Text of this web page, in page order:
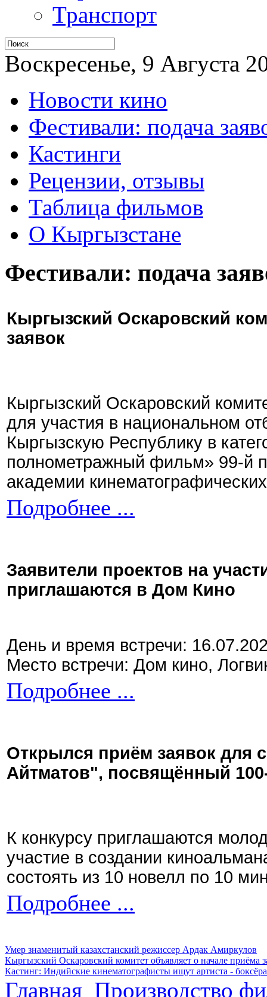
Транспорт
Воскресенье, 9 Августа
Новости кино
Фестивали: подача
Кастинги
Рецензии, отзывы
Таблица фильмов
О Кыргызстане
Фестивали: подача
Кыргызский Оскаровский
заявок
Кыргызский Оскаровский
для участия в национальном
Кыргызскую Республику в
полнометражный фильм» 99-й
академии
Подробнее ...
Заявители проектов на
приглашаются в Дом Кино
День и время встречи:
Место встречи: Дом кино,
Подробнее ...
Открылся приём заявок для
Айтматов", посвящённый
К конкурсу приглашаются
участие в создании
состоять из 10 новелл по 10
Подробнее ...
Умер знаменитый казахстанский режиссер Ардак Амиркулов
Кыргызский Оскаровский комитет объявляет о начале приёма
Кастинг: Индийские кинематографисты ищут артиста -
Главная Производство